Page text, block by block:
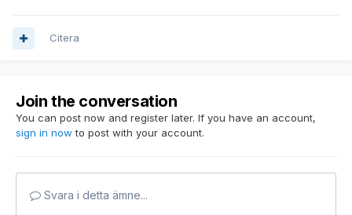
Citera
Join the conversation
You can post now and register later. If you have an account,
sign in now to post with your account.
Svara i detta ämne...